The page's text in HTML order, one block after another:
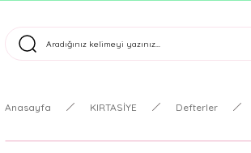
Tüm Siparişler Aynı Gün
Anasayfa KIRTASİYE Defterler